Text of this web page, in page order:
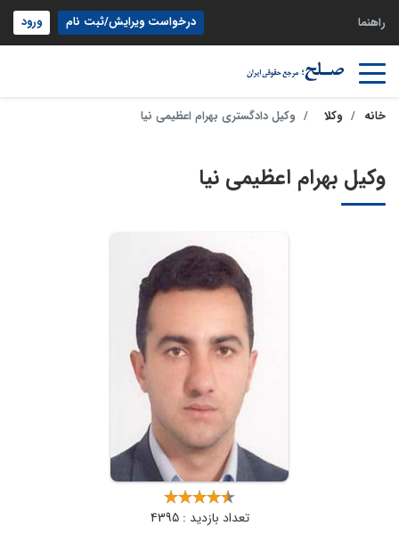
راهنما درخواست ویرایش/ثبت نام ورود
خانه وکلا وکیل دادگستری بهرام اعظیمی نیا
وکیل بهرام اعظیمی نیا
تعداد بازدید : 4395